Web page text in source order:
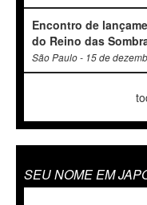
Encontro de
do Reino das
São Paulo - 15 de
SEU NOME EM